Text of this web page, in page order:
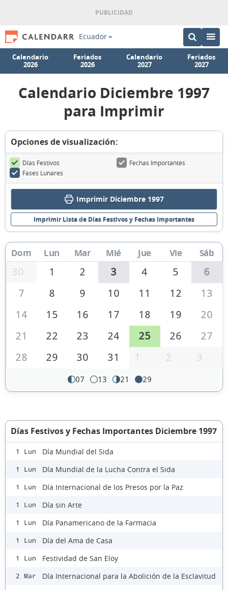
Ecuador
Calendario
2026
Feriados
2026
Calendario
2027
Feriados
2027
Calendario Diciembre 1997
para Imprimir
Opciones de visualización:
Días Festivos
Fechas Importantes
Fases Lunares
Imprimir Diciembre 1997
Imprimir Lista de Días Festivos y Fechas Importantes
Dom Lun Mar Mié Jue Vie Sáb
30 1 2 3 4 5
6
7
8 9 10 11 12
13
14
15 16 17 18 19
20
21
22 23 24 25 26
27
28
29 30 31 1 2 3
07 13 21 29
Días Festivos y Fechas Importantes Diciembre 1997
1 Lun Día Mundial del Sida
1 Lun Día Mundial de la Lucha Contra el Sida
1 Lun Día Internacional de los Presos por la Paz
1 Lun Día sin Arte
1 Lun Día Panamericano de la Farmacia
1 Lun Día del Ama de Casa
1 Lun Festividad de San Eloy
2 Mar Día Internacional para la Abolición de la Esclavitud